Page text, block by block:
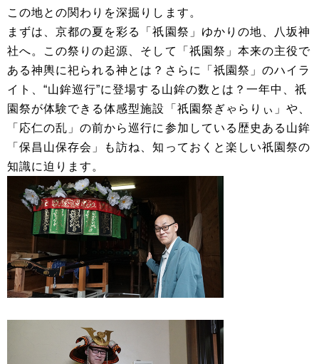
この地との関わりを深掘りします。
まずは、京都の夏を彩る「祇園祭」ゆかりの地、八坂神
社へ。この祭りの起源、そして「祇園祭」本来の主役で
ある神輿に祀られる神とは？さらに「祇園祭」のハイラ
イト、“山鉾巡行”に登場する山鉾の数とは？一年中、祇
園祭が体験できる体感型施設「祇園祭ぎゃらりぃ」や、
「応仁の乱」の前から巡行に参加している歴史ある山鉾
「保昌山保存会」も訪ね、知っておくと楽しい祇園祭の
知識に迫ります。